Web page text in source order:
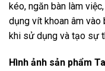
kéo, ngăn bàn làm
dụng vít khoan âm
khi sử dụng và tạo sự
Hình ảnh sản phẩm